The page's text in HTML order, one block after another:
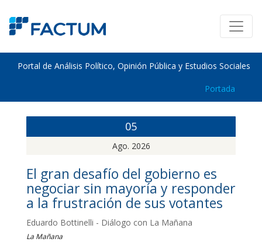
Portal de Análisis Político, Opinión Pública y Estudios Sociales
Portada
05
Ago. 2026
El gran desafío del gobierno es
negociar sin mayoría y responder
a la frustración de sus votantes
Eduardo Bottinelli - Diálogo con La Mañana
La Mañana